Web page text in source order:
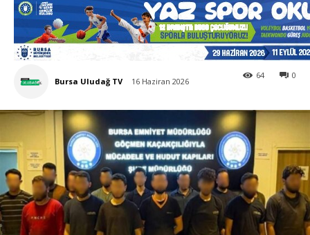
Bursa Uludağ TV 16 Haziran 2026
0
64